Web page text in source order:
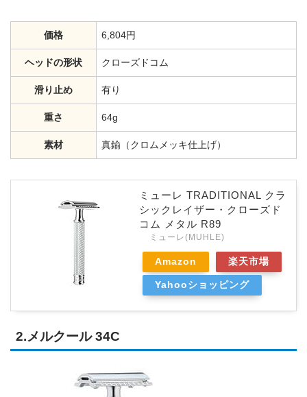
価格 6,804円
ヘッドの形状 クローズドコム
滑り止め 有り
重さ 64g
素材 真鍮（クロムメッキ仕上げ）
ミューレ TRADITIONAL クラ
シックレイザー・クローズド
コム メタル R89
ミューレ(MUHLE)
Amazon 楽天市場
Yahooショッピング
2.メルクール 34C